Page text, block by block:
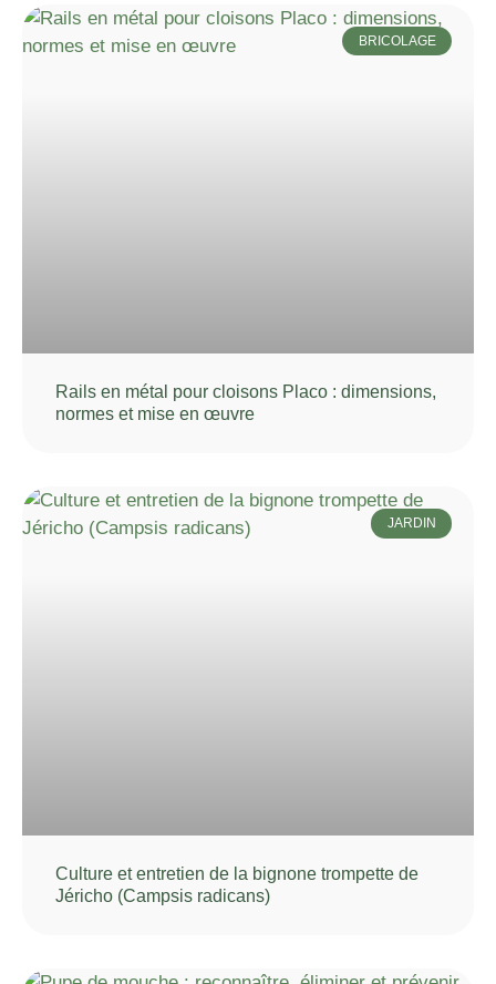
BRICOLAGE
Rails en métal pour cloisons Placo : dimensions,
normes et mise en œuvre
JARDIN
Culture et entretien de la bignone trompette de
Jéricho (Campsis radicans)